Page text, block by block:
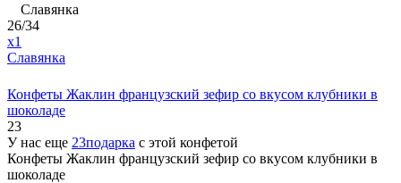
Славянка
26/34
x1
Славянка
Конфеты Жаклин французский зефир со вкусом клубники в
шоколаде
23
У нас еще 23подарка с этой конфетой
Конфеты Жаклин французский зефир со вкусом клубники в
шоколаде